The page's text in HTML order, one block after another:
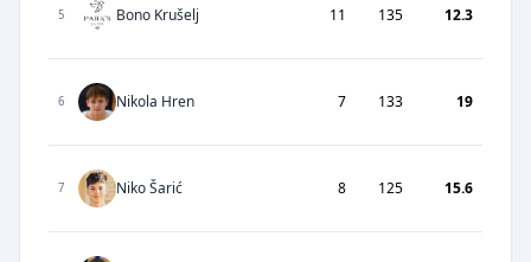
5 Bono Krušelj 11 135 12.3
6 Nikola Hren 7 133 19
7 Niko Šarić 8 125 15.6